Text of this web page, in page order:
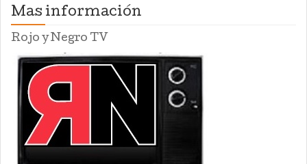
Mas información
Rojo y Negro TV